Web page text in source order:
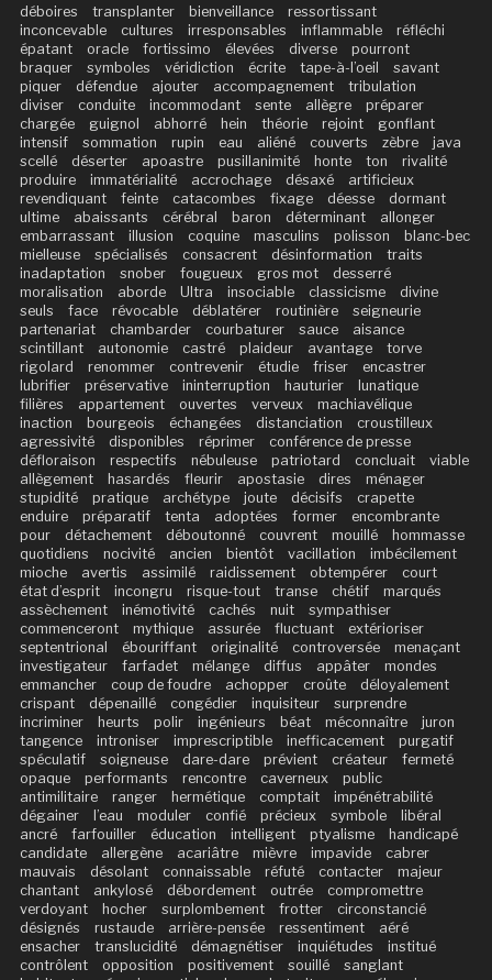
déboires
transplanter bienveillance
ressortissant
inconcevable
cultures irresponsables inflammable
réfléchi
épatant
oracle fortissimo élevées diverse
pourront
braquer
symboles véridiction écrite tape-à-l’oeil
savant
piquer
défendue ajouter accompagnement
tribulation
diviser
conduite incommodant sente allègre
préparer
chargée
guignol abhorré hein théorie rejoint
gonflant
intensif
sommation rupin eau aliéné couverts zèbre
java
scellé
déserter apoastre pusillanimité honte ton
rivalité
produire
immatérialité accrochage désaxé
artificieux
revendiquant
feinte catacombes fixage déesse
dormant
ultime
abaissants cérébral baron déterminant
allonger
embarrassant
illusion coquine masculins polisson
blanc-bec
mielleuse
spécialisés consacrent désinformation
traits
inadaptation
snober fougueux gros mot
desserré
moralisation
aborde Ultra insociable classicisme
divine
seuls
face révocable déblatérer routinière
seigneurie
partenariat
chambarder courbaturer sauce
aisance
scintillant
autonomie castré plaideur avantage
torve
rigolard
renommer contrevenir étudie friser
encastrer
lubrifier
préservative ininterruption hauturier
lunatique
filières
appartement ouvertes verveux
machiavélique
inaction
bourgeois échangées distanciation
croustilleux
agressivité
disponibles réprimer
conférence de presse
défloraison
respectifs nébuleuse patriotard concluait
viable
allègement
hasardés fleurir apostasie dires
ménager
stupidité
pratique archétype joute décisifs
crapette
enduire
préparatif tenta adoptées former
encombrante
pour
détachement déboutonné couvrent mouillé
hommasse
quotidiens
nocivité ancien bientôt vacillation
imbécilement
mioche
avertis assimilé raidissement obtempérer
court
état d’esprit
incongru risque-tout transe chétif
marqués
assèchement
inémotivité cachés nuit
sympathiser
commenceront
mythique assurée fluctuant
extérioriser
septentrional
ébouriffant originalité controversée
menaçant
investigateur
farfadet mélange diffus appâter
mondes
emmancher
coup de foudre achopper croûte
déloyalement
crispant
dépenaillé congédier inquisiteur
surprendre
incriminer
heurts polir ingénieurs béat méconnaître
juron
tangence
introniser imprescriptible inefficacement
purgatif
spéculatif
soigneuse dare-dare prévient créateur
fermeté
opaque
performants rencontre caverneux
public
antimilitaire
ranger hermétique comptait
impénétrabilité
dégainer
l’eau moduler confié précieux symbole
libéral
ancré
farfouiller éducation intelligent ptyalisme
handicapé
candidate
allergène acariâtre mièvre impavide
cabrer
mauvais
désolant connaissable réfuté contacter
majeur
chantant
ankylosé débordement outrée
compromettre
verdoyant
hocher surplombement frotter
circonstancié
désignés
rustaude arrière-pensée ressentiment
aéré
ensacher
translucidité démagnétiser inquiétudes
institué
contrôlent
opposition positivement souillé
sanglant